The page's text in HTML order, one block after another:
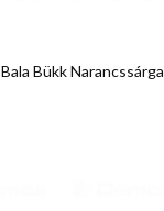
Bala Bükk Narancssárga